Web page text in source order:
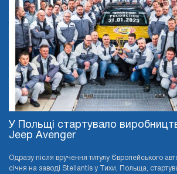
У Польщі стартувало
Jeep Avenger
Одразу після вручення титулу Європейського
січня на заводі Stellantis у Тихи, Польща,